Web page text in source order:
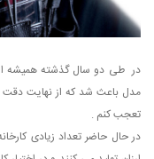
در طی دو سال گذشته همیشه از
مدل باعث شد که از نهایت دقت
تعجب کنم .
در حال حاضر تعداد زیادی